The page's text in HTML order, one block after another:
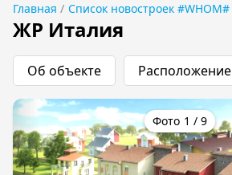
Главная Список новостроек #WHOM#
ЖР Италия
Об объекте Расположение
1 / 9